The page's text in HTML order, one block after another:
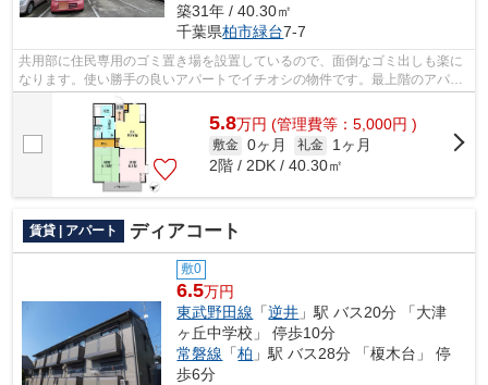
築31年 / 40.30㎡
千葉県柏市緑台7-7
共用部に住民専用のゴミ置き場を設置しているので、面倒なゴミ出しも楽に
なります。使い勝手の良いアパートでイチオシの物件です。最上階のアパー
トです。ポイントやマイルが貯まりや...
5.8万円 (管理費等：5,000円 )
敷金 0ヶ月 礼金
1ヶ月
2階 / 2DK / 40.30㎡
賃貸 | アパート ディアコート
敷0
6.5万円
東武野田線 「逆井 」駅 バス20分 「大津
ヶ丘中学校」 停歩10分
常磐線 「柏 」駅 バス28分 「榎木台」 停
歩6分